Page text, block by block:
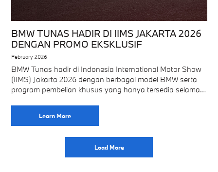
BMW TUNAS HADIR DI IIMS JAKARTA 2026
DENGAN PROMO EKSKLUSIF
February 2026
BMW Tunas hadir di Indonesia International Motor Show
(IIMS) Jakarta 2026 dengan berbagai model BMW serta
program pembelian khusus yang hanya tersedia selama
Learn More
Load More